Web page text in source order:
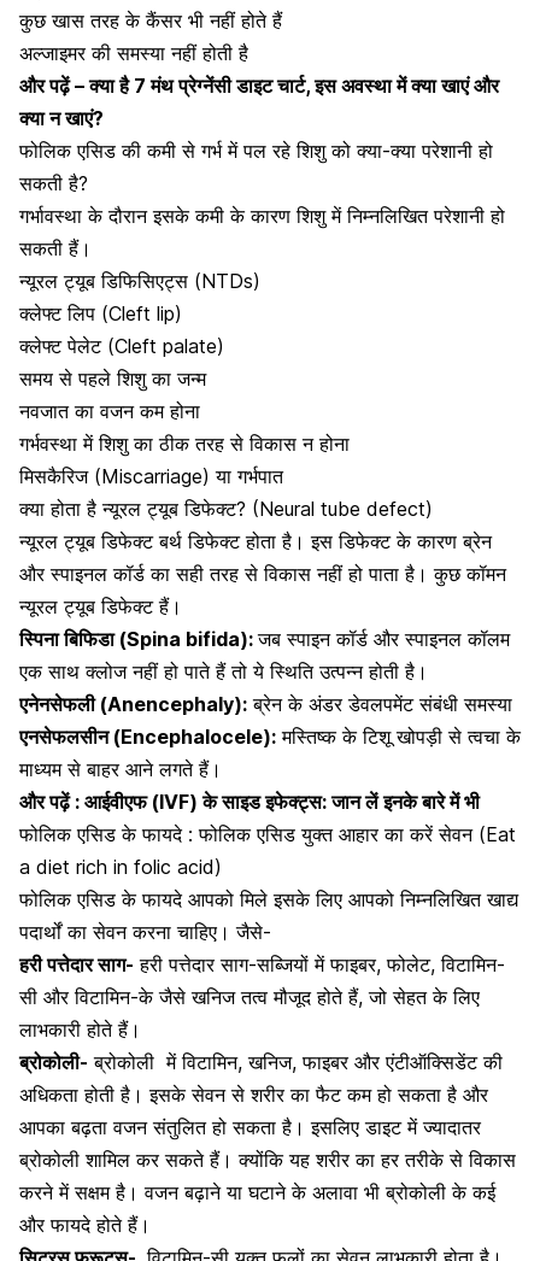
कुछ खास तरह के कैंसर भी नहीं होते हैं
अल्जाइमर की समस्या नहीं होती है
और पढ़ें –क्या है 7 मंथ प्रेग्नेंसी डाइट चार्ट, इस अवस्था में क्या खाएं और
क्या न खाएं?
फोलिक एसिड की कमी से गर्भ में पल रहे शिशु को क्या-क्या परेशानी हो
सकती है?
गर्भावस्था के दौरान इसके कमी के कारण शिशु में निम्नलिखित परेशानी हो
सकती हैं।
न्यूरल ट्यूब डिफिसिएट्स (NTDs)
क्लेफ्ट लिप (Cleft lip)
क्लेफ्ट पेलेट (Cleft palate)
समय से पहले शिशु का जन्म
नवजात का वजन कम होना
गर्भवस्था में शिशु का ठीक तरह से विकास न होना
मिसकैरिज (Miscarriage) या गर्भपात
क्या होता है न्यूरल ट्यूब डिफेक्ट? (Neural tube defect)
न्यूरल ट्यूब डिफेक्ट बर्थ डिफेक्ट होता है। इस डिफेक्ट के कारण ब्रेन
और स्पाइनल कॉर्ड का सही तरह से विकास नहीं हो पाता है। कुछ कॉमन
न्यूरल ट्यूब डिफेक्ट हैं।
स्पिना बिफिडा (Spina bifida):जब स्पाइन कॉर्ड और स्पाइनल कॉलम
एक साथ क्लोज नहीं हो पाते हैं तो ये स्थिति उत्पन्न होती है।
एनेनसेफली (Anencephaly): ब्रेन के अंडर डेवलपमेंट संबंधी समस्या
एनसेफलसीन (Encephalocele): मस्तिष्क के टिशू खोपड़ी से त्वचा के
माध्यम से बाहर आने लगते हैं।
और पढ़ें : आईवीएफ (IVF) के साइड इफेक्ट्स: जान लें इनके बारे में भी
फोलिक एसिड के फायदे : फोलिक एसिड युक्त आहार का करें सेवन (Eat
a diet rich in folic acid)
फोलिक एसिड के फायदे आपको मिले इसके लिए आपको निम्नलिखित खाद्य
पदार्थों का सेवन करना चाहिए। जैसे-
हरी पत्तेदार साग- हरी पत्तेदार साग-सब्जियों में फाइबर, फोलेट, विटामिन-
सी औरविटामिन-केजैसे खनिज तत्व मौजूद होते हैं, जो सेहत के लिए
लाभकारी होते हैं।
ब्रोकोली- ब्रोकोली में विटामिन, खनिज, फाइबर और एंटीऑक्सिडेंट की
अधिकता होती है। इसके सेवन से शरीर का फैट कम हो सकता है और
आपका बढ़ता वजन संतुलित हो सकता है। इसलिए डाइट में ज्यादातर
ब्रोकोली शामिल कर सकते हैं। क्योंकि यह शरीर का हर तरीके से विकास
करने में सक्षम है। वजन बढ़ाने या घटाने के अलावा भी ब्रोकोली के कई
और फायदे होते हैं।